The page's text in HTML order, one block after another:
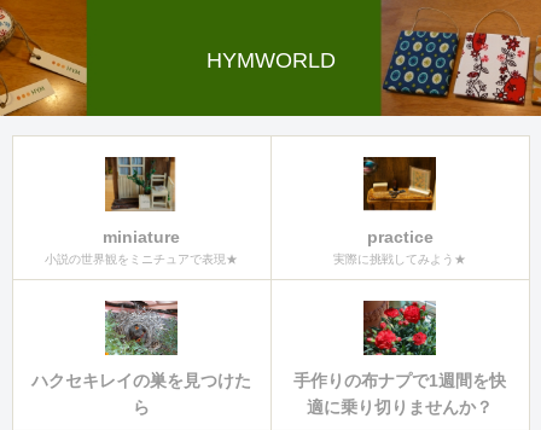
HYMWORLD
miniature
小説の世界観をミニチュアで表現★
practice
実際に挑戦してみよう★
ハクセキレイの巣を見つけた
ら
手作りの布ナプで1週間を快
適に乗り切りませんか？